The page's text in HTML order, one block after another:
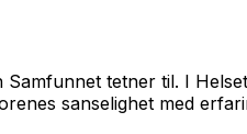
Samfunnet tetner til. I
sanselighet med